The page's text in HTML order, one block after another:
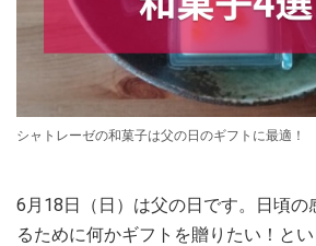
シャトレーゼの和菓子は父の日のギフトに最適！
6月18日（日）は父の日です。日頃の
るために何かギフトを贈りたい！と